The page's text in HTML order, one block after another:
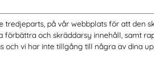
ett förslag till upphävande av
tredjeparts, på vår webbplats för att den
förbättra och skräddarsy innehåll, samt
och vi har inte tillgång till några av dina